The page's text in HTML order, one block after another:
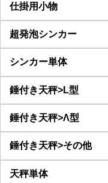
仕掛用小物
超発泡シンカー
シンカー単体
錘付き天秤>L型
錘付き天秤>Λ型
錘付き天秤>その他
天秤単体